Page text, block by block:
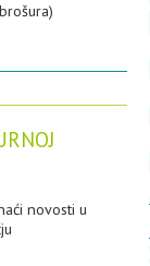
novosti u